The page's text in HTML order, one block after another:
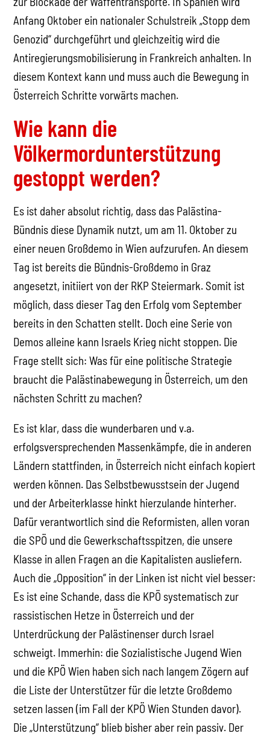
Anfang Oktober ein nationaler Schulstreik „Stopp dem
Genozid“ durchgeführt und gleichzeitig wird die
Antiregierungsmobilisierung in Frankreich anhalten. In
diesem Kontext kann und muss auch die Bewegung in
Österreich Schritte vorwärts machen.
Wie kann die
Völkermordunterstützung
gestoppt werden?
Es ist daher absolut richtig, dass das Palästina-
Bündnis diese Dynamik nutzt, um am 11. Oktober zu
einer neuen Großdemo in Wien aufzurufen. An diesem
Tag ist bereits die Bündnis-Großdemo in Graz
angesetzt, initiiert von der RKP Steiermark. Somit ist
möglich, dass dieser Tag den Erfolg vom September
bereits in den Schatten stellt. Doch eine Serie von
Demos alleine kann Israels Krieg nicht stoppen. Die
Frage stellt sich: Was für eine politische Strategie
braucht die Palästinabewegung in Österreich, um den
nächsten Schritt zu machen?
Es ist klar, dass die wunderbaren und v.a.
erfolgsversprechenden Massenkämpfe, die in anderen
Ländern stattfinden, in Österreich nicht einfach kopiert
werden können. Das Selbstbewusstsein der Jugend
und der Arbeiterklasse hinkt hierzulande hinterher.
Dafür verantwortlich sind die Reformisten, allen voran
die SPÖ und die Gewerkschaftsspitzen, die unsere
Klasse in allen Fragen an die Kapitalisten ausliefern.
Auch die „Opposition“ in der Linken ist nicht viel besser:
Es ist eine Schande, dass die KPÖ systematisch zur
rassistischen Hetze in Österreich und der
Unterdrückung der Palästinenser durch Israel
schweigt. Immerhin: die Sozialistische Jugend Wien
und die KPÖ Wien haben sich nach langem Zögern auf
die Liste der Unterstützer für die letzte Großdemo
setzen lassen (im Fall der KPÖ Wien Stunden davor).
Die „Unterstützung“ blieb bisher aber rein passiv. Der